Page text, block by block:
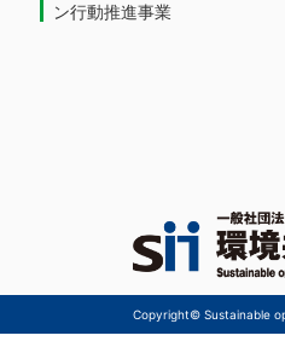
ン行動推進事業
Copyright© Sustainable